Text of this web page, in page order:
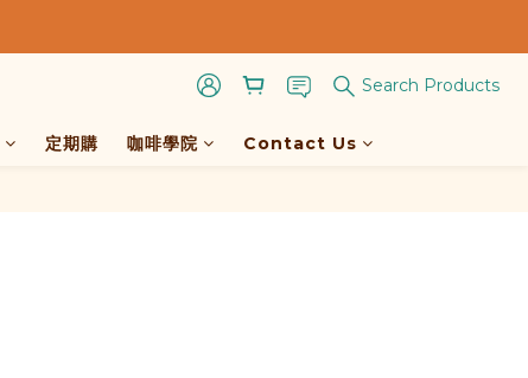
Search Products
定期購 咖啡學院 Contact Us